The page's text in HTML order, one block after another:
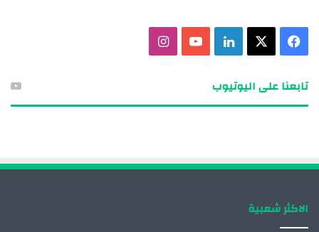
تابعنا على اليوتيوب
الاكثر شعبية